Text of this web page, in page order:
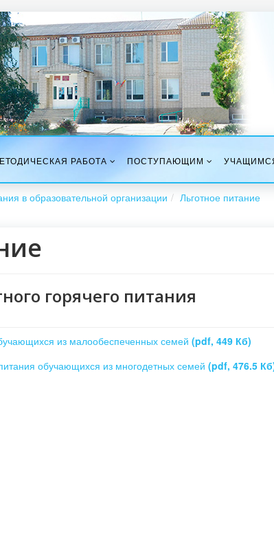
РАБОТА ПОСТУПАЮЩИМ
в образовательной организации
Льготное питание
горячего питания
из малообеспеченных семей (pdf, 449 Кб)
обучающихся из многодетных семей (pdf, 476.5